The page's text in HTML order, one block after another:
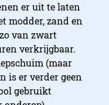
er uit te laten
modder, zand en
van zwart
verkrijgbaar.
(maar
is er verder geen
gebruikt